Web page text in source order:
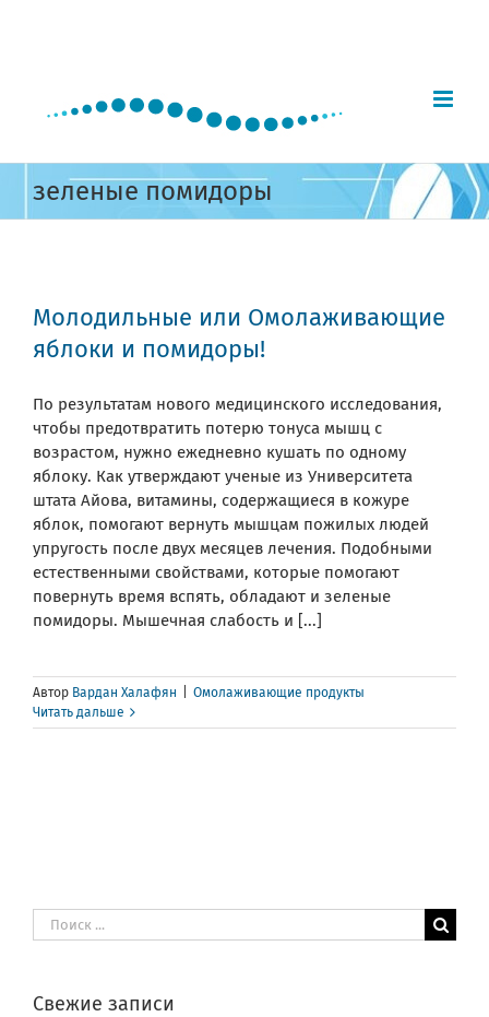
зеленые помидоры
Молодильные или Омолаживающие
яблоки и помидоры!
По результатам нового медицинского исследования,
чтобы предотвратить потерю тонуса мышц с
возрастом, нужно ежедневно кушать по одному
яблоку. Как утверждают ученые из Университета
штата Айова, витамины, содержащиеся в кожуре
яблок, помогают вернуть мышцам пожилых людей
упругость после двух месяцев лечения. Подобными
естественными свойствами, которые помогают
повернуть время вспять, обладают и зеленые
помидоры. Мышечная слабость и [...]
Автор Вардан Халафян
Омолаживающие продукты
Читать дальше
Результат
поиска:
Свежие записи